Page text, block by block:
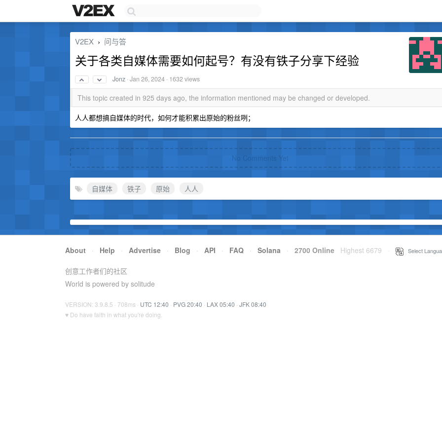
V2EX › 问与答
关于各类自媒体需要如何起号？有没有铁子分享下经验
Jonz ·Jan 26, 2024 · 1632 views
This topic created in 925 days ago, the information mentioned may be changed or developed.
人人都想搞自媒体的时代，如何才能积累出原始的粉丝咧；
No Comments Yet
自媒体 铁子 原始 人人
About · Help · Advertise · Blog · API · FAQ · Solana · 2700 Online Highest 6679 Select
创意工作者们的社区
World is powered by solitude
VERSION: 3.9.8.5 · 708ms · UTC 12:40 · PVG 20:40 · LAX 05:40 · JFK 08:40
♥ Do have faith in what you're doing.